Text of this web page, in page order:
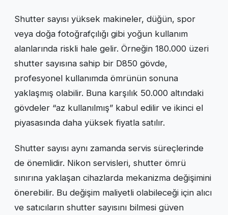
Shutter sayısı yüksek makineler, düğün, spor
veya doğa fotoğrafçılığı gibi yoğun kullanım
alanlarında riskli hale gelir. Örneğin 180.000 üzeri
shutter sayısına sahip bir D850 gövde,
profesyonel kullanımda ömrünün sonuna
yaklaşmış olabilir. Buna karşılık 50.000 altındaki
gövdeler “az kullanılmış” kabul edilir ve ikinci el
piyasasında daha yüksek fiyatla satılır.
Shutter sayısı aynı zamanda servis süreçlerinde
de önemlidir. Nikon servisleri, shutter ömrü
sınırına yaklaşan cihazlarda mekanizma değişimini
önerebilir. Bu değişim maliyetli olabileceği için alıcı
ve satıcıların shutter sayısını bilmesi güven